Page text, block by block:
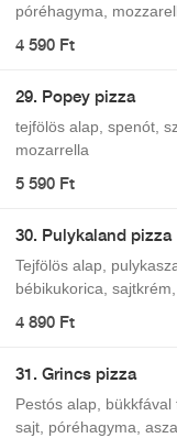
póréhagyma,
4 590 Ft
29. Popey pizza
tejfölös alap, spenót,
mozarrella
5 590 Ft
30. Pulykaland pizza
Tejfölös alap,
bébikukorica,
sajt.
4 890 Ft
31. Grincs pizza
Pestós alap,
sajt, póréhagyma,